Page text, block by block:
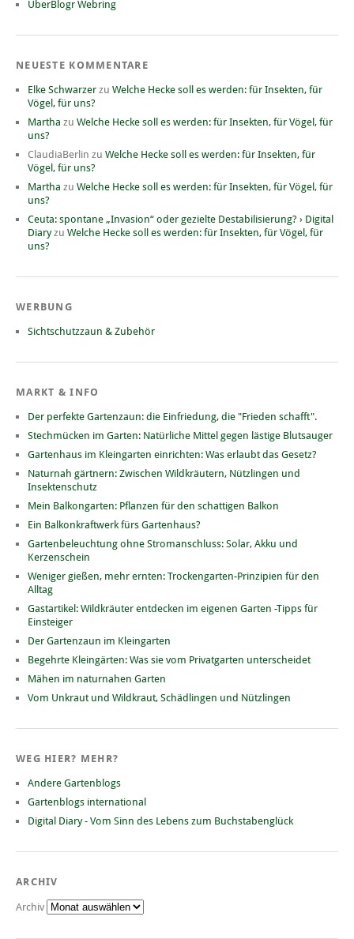
UberBlogr Webring
NEUESTE KOMMENTARE
Elke Schwarzer zu Welche Hecke soll es werden: für Insekten, für
Vögel, für uns?
Martha zu Welche Hecke soll es werden: für Insekten, für Vögel, für
uns?
ClaudiaBerlin zu Welche Hecke soll es werden: für Insekten, für
Vögel, für uns?
Martha zu Welche Hecke soll es werden: für Insekten, für Vögel, für
uns?
Ceuta: spontane „Invasion“ oder gezielte Destabilisierung? › Digital
Diaryzu Welche Hecke soll es werden: für Insekten, für Vögel, für
uns?
WERBUNG
Sichtschutzzaun & Zubehör
MARKT & INFO
Der perfekte Gartenzaun: die Einfriedung, die "Frieden schafft".
Stechmücken im Garten: Natürliche Mittel gegen lästige Blutsauger
Gartenhaus im Kleingarten einrichten: Was erlaubt das Gesetz?
Naturnah gärtnern: Zwischen Wildkräutern, Nützlingen und
Insektenschutz
Mein Balkongarten: Pflanzen für den schattigen Balkon
Ein Balkonkraftwerk fürs Gartenhaus?
Gartenbeleuchtung ohne Stromanschluss: Solar, Akku und
Kerzenschein
Weniger gießen, mehr ernten: Trockengarten-Prinzipien für den
Alltag
Gastartikel: Wildkräuter entdecken im eigenen Garten -Tipps für
Einsteiger
Der Gartenzaun im Kleingarten
Begehrte Kleingärten: Was sie vom Privatgarten unterscheidet
Mähen im naturnahen Garten
Vom Unkraut und Wildkraut, Schädlingen und Nützlingen
WEG HIER? MEHR?
Andere Gartenblogs
Gartenblogs international
Digital Diary - Vom Sinn des Lebens zum Buchstabenglück
ARCHIV
Archiv